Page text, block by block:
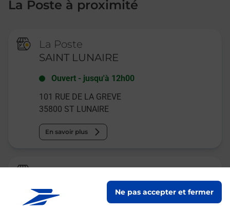
Ne pas accepter et fermer
La Poste à proximité
La Poste
SAINT LUNAIRE
Ouvert - jusqu'à 12h00
101 RUE DE LA GREVE
35800 ST LUNAIRE
En savoir plus
Relais Pickup
CARREFOUR EXPRESS ST BRIAC
jusqu'à 20h00